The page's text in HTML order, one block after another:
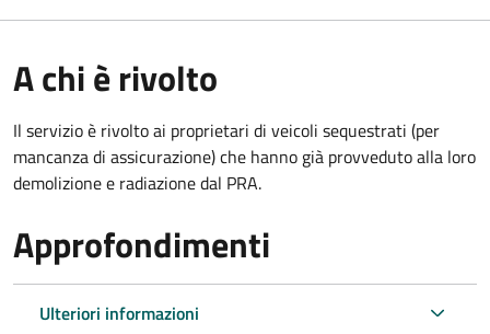
A chi è rivolto
Il servizio è rivolto ai proprietari di veicoli sequestrati (per
mancanza di assicurazione) che hanno già provveduto alla loro
demolizione e radiazione dal PRA.
Approfondimenti
Ulteriori informazioni